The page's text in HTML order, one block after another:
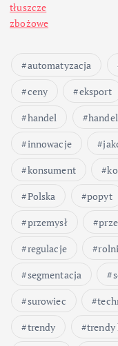
tłuszcze
zbożowe
automatyzacja
ceny
eksport
handel
innowacje
konsument
Polska
popyt
przemysł
regulacje
segmentacja
surowiec
trendy
trendy